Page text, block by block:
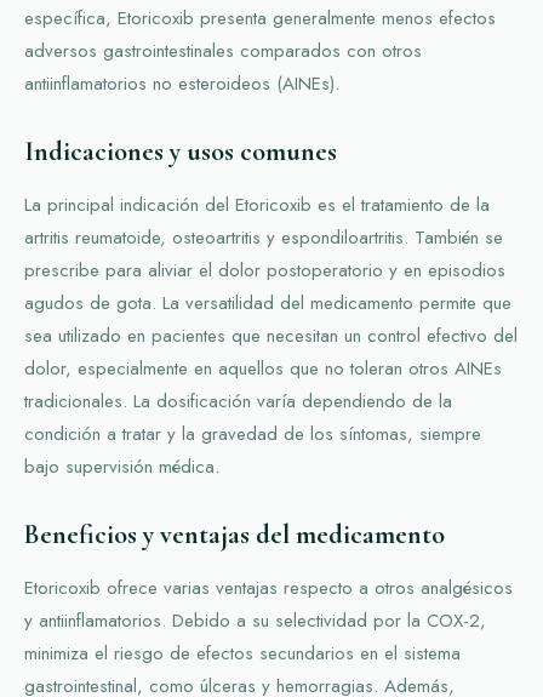
específica, Etoricoxib presenta generalmente menos efectos
adversos gastrointestinales comparados con otros
antiinflamatorios no esteroideos (AINEs).
Indicaciones y usos comunes
La principal indicación del Etoricoxib es el tratamiento de la
artritis reumatoide, osteoartritis y espondiloartritis. También se
prescribe para aliviar el dolor postoperatorio y en episodios
agudos de gota. La versatilidad del medicamento permite que
sea utilizado en pacientes que necesitan un control efectivo del
dolor, especialmente en aquellos que no toleran otros AINEs
tradicionales. La dosificación varía dependiendo de la
condición a tratar y la gravedad de los síntomas, siempre
bajo supervisión médica.
Beneficios y ventajas del medicamento
Etoricoxib ofrece varias ventajas respecto a otros analgésicos
y antiinflamatorios. Debido a su selectividad por la COX-2,
minimiza el riesgo de efectos secundarios en el sistema
gastrointestinal, como úlceras y hemorragias. Además,